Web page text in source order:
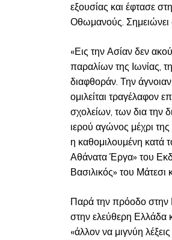
εξουσίας και έφτασε
Οθωμανούς. Σημειώνει
«Εις την Ασίαν δεν
παραλίων της Ιωνίας,
διαφθοράν. Την
ομιλείται τραγέλαφον
σχολείων, των δια την
ιερού αγώνος μέχρι
η καθομιλουμένη κατά
Αθάνατα Έργα» του
Βασιλικός» του
Παρά την πρόοδο στην
στην ελεύθερη Ελλάδα
«άλλον να μιγνύη